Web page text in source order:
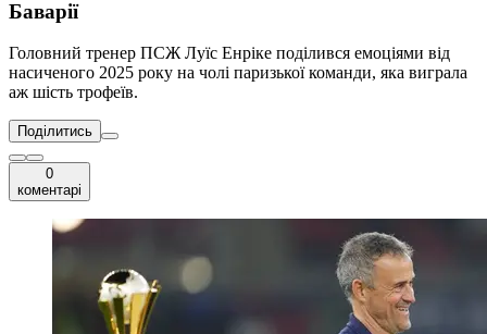
Баварії
Головний тренер ПСЖ Луїс Енріке поділився емоціями від
насиченого 2025 року на чолі паризької команди, яка виграла
аж шість трофеїв.
Поділитись
0
коментарі